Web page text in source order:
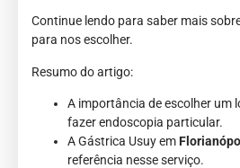
Continue lendo para saber mais
para nos escolher.
Resumo do artigo:
A importância de escolher um
fazer endoscopia particular.
A Gástrica Usuy em
referência nesse serviço.